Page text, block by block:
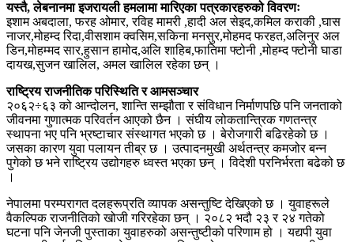
यस्तै, लेबनानमा इजरायली हमलामा मारिएका पत्रकारहरुको विवरणः
इशाम अबदाला, फरह ओमार, रविह मामरी ,हादी अल सेइद,कमिल कराकी ,घास
नाजर,मोहम्द रिदा,वीसशाम क्वसिम,सकिना मनसुर,मोहमद फरहत,अलिनुर अल
डिन,मोहम्मद सार,हुसान हामोद,अलि शाहिब,फातिमा फ्टोनी ,मोहम्द फ्टोनी घाडा
दायख,सुजन खालिल, अमल खालिल रहेका छन् ।
राष्ट्रिय राजनीतिक परिस्थिति र आमसञ्चार
२०६२÷६३ को आन्दोलन, शान्ति सम्झौता र संविधान निर्माणपछि पनि जनताको
जीवनमा गुणात्मक परिवर्तन आएको छैन । संघीय लोकतान्त्रिक गणतन्त्र
स्थापना भए पनि भ्रष्टाचार संस्थागत भएको छ । बेरोजगारी बढिरहेको छ ।
जसका कारण युवा पलायन तीब्र छ । उत्पादनमुखी अर्थतन्त्र कमजोर बन्न
पुगेको छ भने राष्ट्रिय उद्योगहरु ध्वस्त भएका छन् । विदेशी परनिर्भरता बढेको छ
।
नेपालमा परम्परागत दलहरूप्रति व्यापक असन्तुष्टि देखिएको छ । युवाहरूले
वैकल्पिक राजनीतिको खोजी गरिरहेका छन् । २०८२ भदौ २३ र २४ गतेको
घटना पनि जेनजी पुस्ताका युवाहरुको असन्तुष्टीको परिणाम हो । यद्यपी युवा